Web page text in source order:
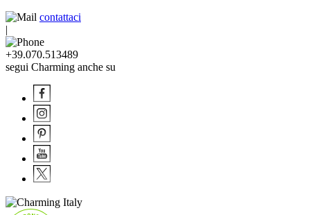
contattaci
|
+39.070.513489
segui Charming anche su